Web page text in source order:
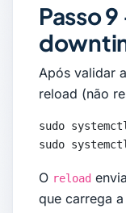
Passo
Após validar
reload (não
sudo
sudo
O reload
que carrega